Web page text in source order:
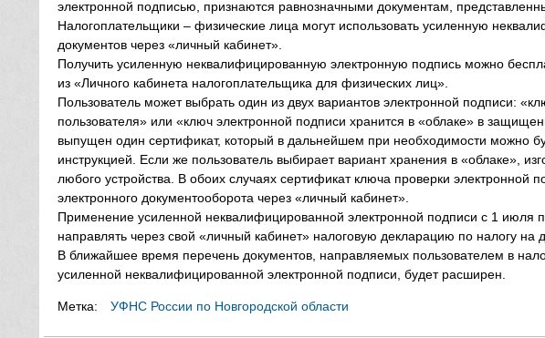
электронной подписью, признаются равнозначными документам,
Налогоплательщики – физические лица могут использовать усиленную
документов через «личный кабинет».
Получить усиленную неквалифицированную электронную подпись можно
из «Личного кабинета налогоплательщика для физических лиц».
Пользователь может выбрать один из двух вариантов электронной подписи:
пользователя» или «ключ электронной подписи хранится в «облаке» в
выпущен один сертификат, который в дальнейшем при необходимости можно
инструкцией. Если же пользователь выбирает вариант хранения в «облаке»,
любого устройства. В обоих случаях сертификат ключа проверки
электронного документооборота через «личный кабинет».
Применение усиленной неквалифицированной электронной подписи с 1 июля
направлять через свой «личный кабинет» налоговую декларацию по налогу
В ближайшее время перечень документов, направляемых пользователем в
усиленной неквалифицированной электронной подписи, будет расширен.
Метка: УФНС России по Новгородской области